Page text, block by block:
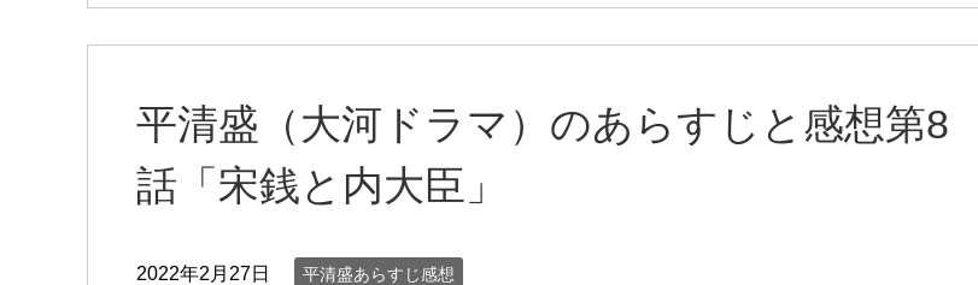
平清盛（大河ドラマ）のあらすじと感想第8
話「宋銭と内大臣」
2022年2月27日 平清盛あらすじ感想